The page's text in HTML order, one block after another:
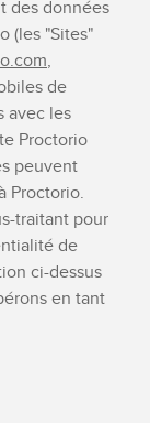
des données
(les "Sites"
,
de
avec les
Proctorio
peuvent
Proctorio.
traitant pour
de
ci-dessus
en tant